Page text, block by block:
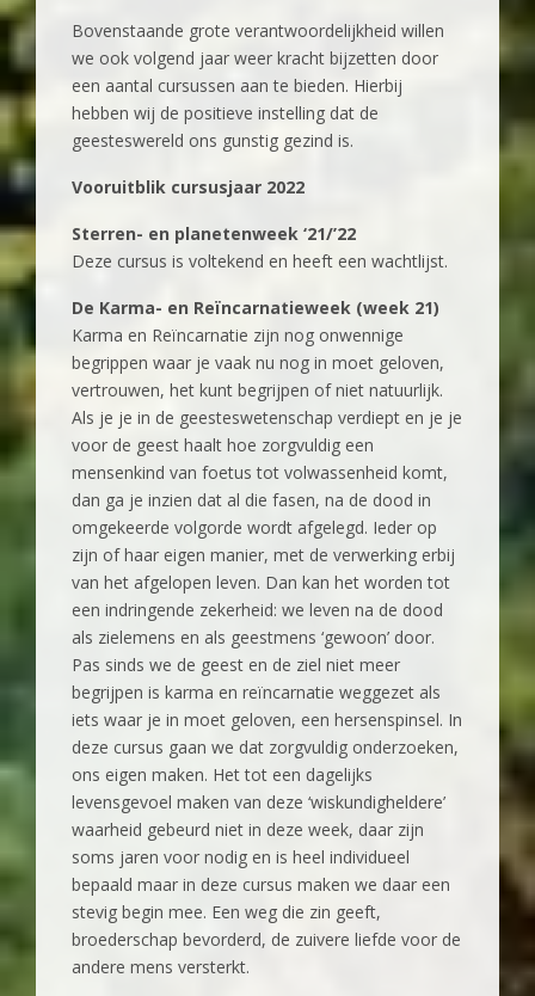
Bovenstaande grote verantwoordelijkheid willen
we ook volgend jaar weer kracht bijzetten door
een aantal cursussen aan te bieden. Hierbij
hebben wij de positieve instelling dat de
geesteswereld ons gunstig gezind is.
Vooruitblik cursusjaar 2022
Sterren- en planetenweek ‘21/’22
Deze cursus is voltekend en heeft een wachtlijst.
De Karma- en Reïncarnatieweek (week 21)
Karma en Reïncarnatie zijn nog onwennige
begrippen waar je vaak nu nog in moet geloven,
vertrouwen, het kunt begrijpen of niet natuurlijk.
Als je je in de geesteswetenschap verdiept en je je
voor de geest haalt hoe zorgvuldig een
mensenkind van foetus tot volwassenheid komt,
dan ga je inzien dat al die fasen, na de dood in
omgekeerde volgorde wordt afgelegd. Ieder op
zijn of haar eigen manier, met de verwerking erbij
van het afgelopen leven. Dan kan het worden tot
een indringende zekerheid: we leven na de dood
als zielemens en als geestmens ‘gewoon’ door.
Pas sinds we de geest en de ziel niet meer
begrijpen is karma en reïncarnatie weggezet als
iets waar je in moet geloven, een hersenspinsel. In
deze cursus gaan we dat zorgvuldig onderzoeken,
ons eigen maken. Het tot een dagelijks
levensgevoel maken van deze ‘wiskundigheldere’
waarheid gebeurd niet in deze week, daar zijn
soms jaren voor nodig en is heel individueel
bepaald maar in deze cursus maken we daar een
stevig begin mee. Een weg die zin geeft,
broederschap bevorderd, de zuivere liefde voor de
andere mens versterkt.